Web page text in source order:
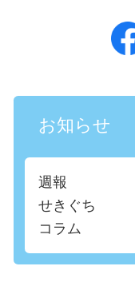
お知らせ
週報
せきぐち
コラム